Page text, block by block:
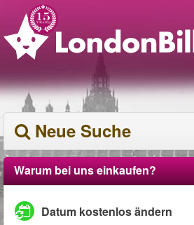
Neue Suche
Warum bei uns einkaufen?
Datum kostenlos ändern